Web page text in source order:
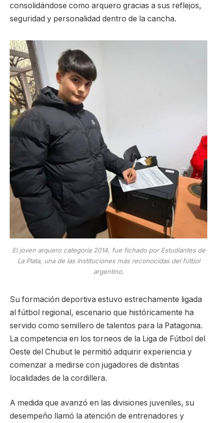
consolidándose como arquero gracias a sus reflejos,
seguridad y personalidad dentro de la cancha.
El joven arquero categoría 2014, fue fichado por Estudiantes de
La Plata, una de las instituciones más reconocidas del fútbol
argentino.
Su formación deportiva estuvo estrechamente ligada
al fútbol regional, escenario que históricamente ha
servido como semillero de talentos para la Patagonia.
La competencia en los torneos de la Liga de Fútbol del
Oeste del Chubut le permitió adquirir experiencia y
comenzar a medirse con jugadores de distintas
localidades de la cordillera.
A medida que avanzó en las divisiones juveniles, su
desempeño llamó la atención de entrenadores y